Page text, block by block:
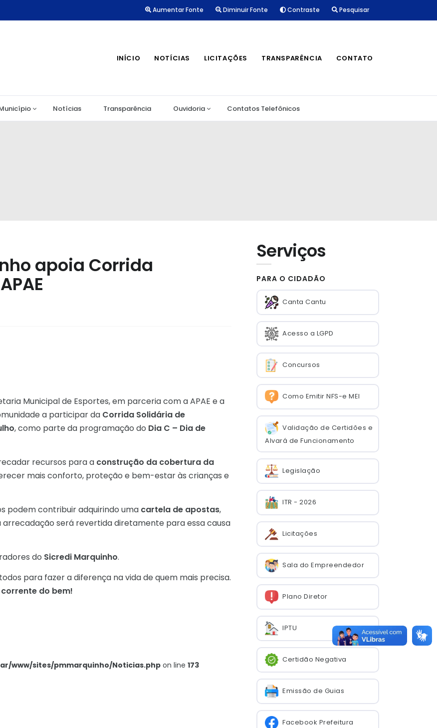
Aumentar Fonte Diminuir Fonte Contraste Pesquisar
INÍCIO NOTÍCIAS LICITAÇÕES TRANSPARÊNCIA CONTATO
Notícias Transparência Ouvidoria Contatos Telefônicos
apoia Corrida
Municipal de Esportes, em parceria com a APAE e a
a participar da Corrida Solidária de
, como parte da programação do Dia C – Dia de
recursos para a construção da cobertura da
mais conforto, proteção e bem-estar às crianças e
podem contribuir adquirindo uma cartela de apostas,
arrecadação será revertida diretamente para essa causa
do Sicredi Marquinho.
para fazer a diferença na vida de quem mais precisa.
do bem!
www/sites/pmmarquinho/Noticias.php on line 173
Serviços
PARA O CIDADÃO
Canta Cantu
Acesso a LGPD
Concursos
Como Emitir NFS-e MEI
Validação de Certidões e
Alvará de Funcionamento
Legislação
ITR - 2026
Licitações
Sala do Empreendedor
Plano Diretor
IPTU
Certidão Negativa
Emissão de Guias
Facebook Prefeitura